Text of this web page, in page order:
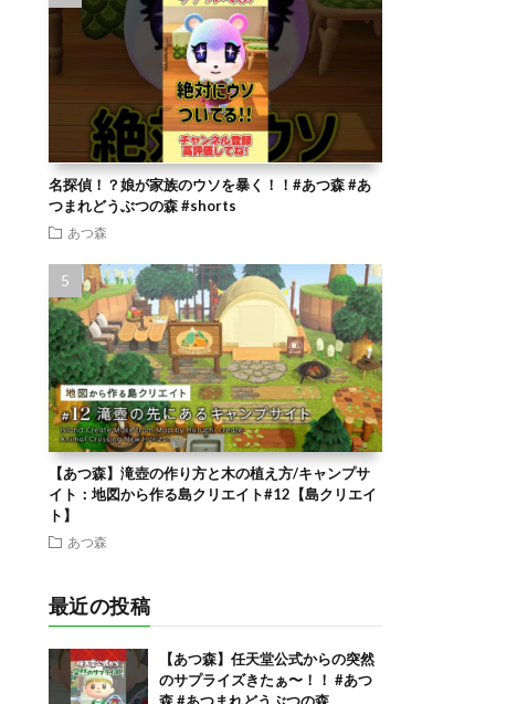
名探偵！？娘が家族のウソを暴く！！#あつ森 #あ
つまれどうぶつの森 #shorts
あつ森
【あつ森】滝壺の作り方と木の植え方/キャンプサ
イト：地図から作る島クリエイト#12【島クリエイ
ト】
あつ森
最近の投稿
【あつ森】任天堂公式からの突然
のサプライズきたぁ〜！！ #あつ
森 #あつまれどうぶつの森